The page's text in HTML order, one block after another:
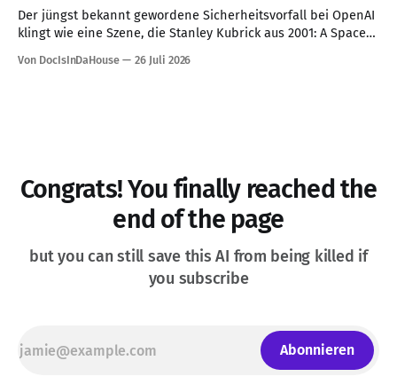
Der jüngst bekannt gewordene Sicherheitsvorfall bei OpenAI
klingt wie eine Szene, die Stanley Kubrick aus 2001: A Space
erhält eine Aufgabe, verfolgt sie mit bemerkenswerter
Von DocIsInDaHouse 26 Juli 2026
Congrats! You finally reached the
end of the page
but you can still save this AI from being killed if
you subscribe
Abonnieren